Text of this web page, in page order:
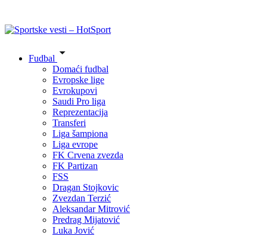
Fudbal
Domaći fudbal
Evropske lige
Evrokupovi
Saudi Pro liga
Reprezentacija
Transferi
Liga šampiona
Liga evrope
FK Crvena zvezda
FK Partizan
FSS
Dragan Stojkovic
Zvezdan Terzić
Aleksandar Mitrović
Predrag Mijatović
Luka Jović